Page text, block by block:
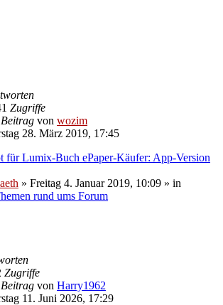
Zugriffe
von wozim
28. März 2019, 17:45
für Lumix-Buch ePaper-Käufer: App-Version
» Freitag 4. Januar 2019, 10:09 » in
rund ums Forum
Zugriffe
von Harry1962
11. Juni 2026, 17:29